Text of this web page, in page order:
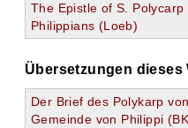
The Epistle of S. Polycarp
Philippians (Loeb)
Übersetzungen dieses
Der Brief des Polykarp
Gemeinde von Philippi